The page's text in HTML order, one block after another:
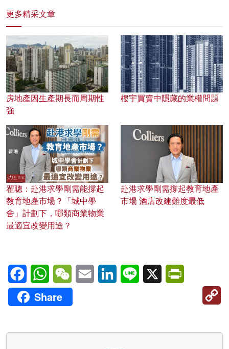
更多精采文章
房地產因生產期長而周期性
強
樓宇買賣中隱藏的業權問題
翟聰：赴港求學剛需能撐起
教育地產市場？「城中學
舍」計劃下，哪類商業物業
最適宜改變用途？
赴港求學剛需撐起教育地產
市場 酒店改建難度最低
FacebookWhatsAppWeChatEmail LinkedInLine X
Share